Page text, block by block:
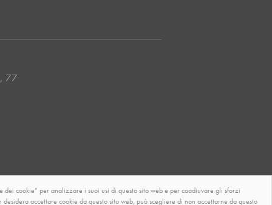
cookie” per analizzare i suoi usi di questo sito web e per coadiuvare gli sforzi
accettare cookie da questo sito web, può scegliere di non accettarne da questo
77